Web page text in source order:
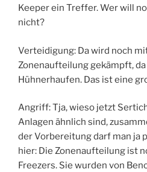
Keeper ein Treffer. Wer will
nicht?
Verteidigung: Da wird noch
Zonenaufteilung gekämpft,
Hühnerhaufen. Das ist eine
Angriff: Tja, wieso jetzt
Anlagen ähnlich sind,
der Vorbereitung darf man ja
hier: Die Zonenaufteilung ist
Freezers. Sie wurden von